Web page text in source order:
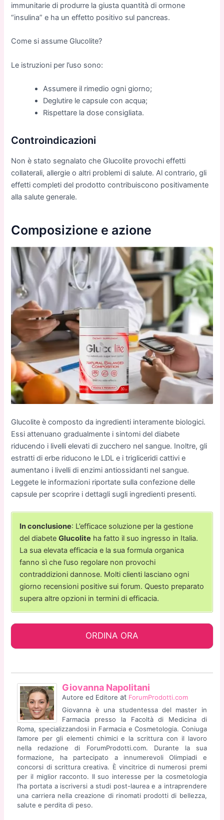
immunitarie di produrre la giusta quantità di ormone
“insulina” e ha un effetto positivo sul pancreas.
Come si assume Glucolite?
Le istruzioni per l’uso sono:
Assumere il rimedio ogni giorno;
Deglutire le capsule con acqua;
Rispettare la dose consigliata.
Controindicazioni
Non è stato segnalato che Glucolite provochi effetti
collaterali, allergie o altri problemi di salute. Al contrario, gli
effetti completi del prodotto contribuiscono positivamente
alla salute generale.
Composizione e azione
Glucolite è composto da ingredienti interamente biologici.
Essi attenuano gradualmente i sintomi del diabete
riducendo i livelli elevati di zucchero nel sangue. Inoltre, gli
estratti di erbe riducono le LDL e i trigliceridi cattivi e
aumentano i livelli di enzimi antiossidanti nel sangue.
Leggete le informazioni riportate sulla confezione delle
capsule per scoprire i dettagli sugli ingredienti presenti.
In conclusione: L’efficace soluzione per la gestione
del diabeteGlucolite ha fatto il suo ingresso in Italia.
La sua elevata efficacia e la sua formula organica
fanno sì che l’uso regolare non provochi
contraddizioni dannose. Molti clienti lasciano ogni
giorno recensioni positive sui forum. Questo preparato
supera altre opzioni in termini di efficacia.
ORDINA ORA
Giovanna Napolitani
Autore ed Editore at ForumProdotti.com
Giovanna è una studentessa del master in
Farmacia presso la Facoltà di Medicina di
Roma, specializzandosi in Farmacia e Cosmetologia. Coniuga
l’amore per gli elementi chimici e la scrittura con il lavoro
nella redazione di ForumProdotti.com. Durante la sua
formazione, ha partecipato a innumerevoli Olimpiadi e
concorsi di scrittura creativa. È vincitrice di numerosi premi
per il miglior racconto. Il suo interesse per la cosmetologia
l’ha portata a iscriversi a studi post-laurea e a intraprendere
una carriera nella creazione di rinomati prodotti di bellezza,
salute e perdita di peso.